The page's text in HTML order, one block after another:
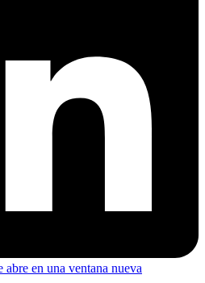
abre en una ventana nueva